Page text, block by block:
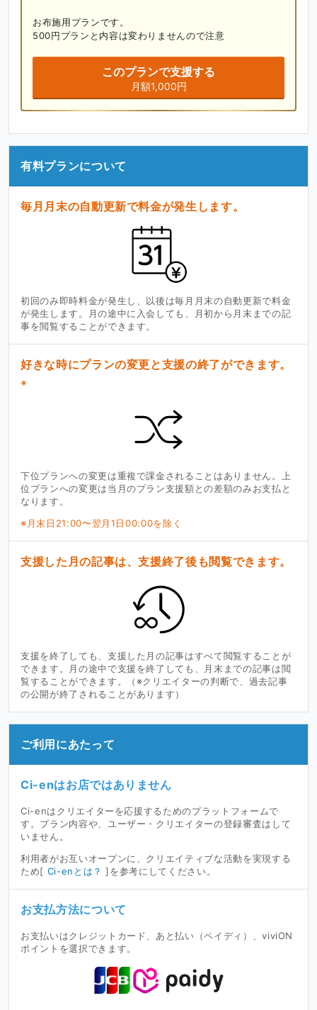
お布施用プランです。
500円プランと内容は変わりませんので注意
このプランで支援する
月額1,000円
有料プランについて
毎月月末の自動更新で料金が発生します。
初回のみ即時料金が発生し、以後は毎月月末の自動更新で料金
が発生します。月の途中に入会しても、月初から月末までの記
事を閲覧することができます。
好きな時にプランの変更と支援の終了ができます。
※
下位プランへの変更は重複で課金されることはありません。上
位プランへの変更は当月のプラン支援額との差額のみお支払と
なります。
※月末日21:00〜翌月1日00:00を除く
支援した月の記事は、支援終了後も閲覧できます。
支援を終了しても、支援した月の記事はすべて閲覧することが
できます。月の途中で支援を終了しても、月末までの記事は閲
覧することができます。（※クリエイターの判断で、過去記事
の公開が終了されることがあります）
ご利用にあたって
Ci-enはお店ではありません
Ci-enはクリエイターを応援するためのプラットフォームで
す。プラン内容や、ユーザー・クリエイターの登録審査はして
いません。
利用者がお互いオープンに、クリエイティブな活動を実現する
ため[ Ci-enとは？ ]を参考にしてください。
お支払方法について
お支払いはクレジットカード、あと払い（ペイディ）、viviON
ポイントを選択できます。